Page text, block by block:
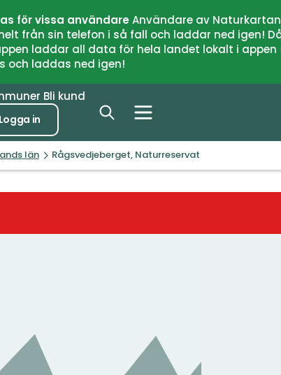
för vissa användareAnvändare av
från sin telefon i så fall och laddar ned igen!
laddar all data för hela landet lokalt i
och laddas ned igen!
Bli kund
Logga in
län Rågsvedjeberget, Naturreservat